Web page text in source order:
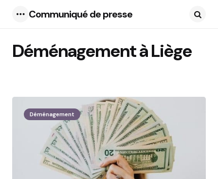
Communiqué de presse
Déménagement à Liège
Déménagement